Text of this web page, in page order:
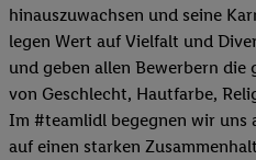
hinauszuwachsen und seine
legen Wert auf Vielfalt und
und geben allen Bewerbern die
von Geschlecht, Hautfarbe,
Im #teamlidl begegnen wir uns
auf einen starken